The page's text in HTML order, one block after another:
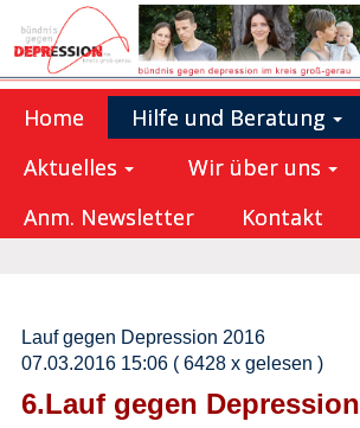
Home
Hilfe und Beratung
Aktuelles
Wir über uns
Anm. Newsletter
Kontakt
Lauf gegen Depression 2016
07.03.2016 15:06 ( 6428 x gelesen )
6.Lauf gegen Depression